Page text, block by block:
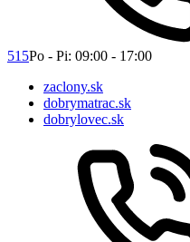
515Po - Pi: 09:00 - 17:00
zaclony.sk
dobrymatrac.sk
dobrylovec.sk